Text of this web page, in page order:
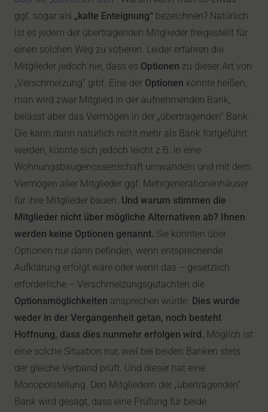
ggf. sogar als „kalte Enteignung“ bezeichnen? Natürlich
ist es jedem der übertragenden Mitglieder freigestellt für
einen solchen Weg zu votieren. Leider erfahren die
Mitglieder jedoch nie, dass es Optionen zu dieser Art von
„Verschmelzung“ gibt. Eine der Optionen könnte heißen,
man wird zwar Mitglied in der aufnehmenden Bank,
belässt aber das Vermögen in der „übertragenden“ Bank.
Die kann dann natürlich nicht mehr als Bank fortgeführt
werden, könnte sich jedoch leicht z.B. in eine
Wohnungsbaugenossenschaft umwandeln und mit dem
Vermögen aller Mitglieder ggf. Mehrgenerationenhäuser
für ihre Mitglieder bauen. Und warum stimmen die
Mitglieder nicht über mögliche Alternativen ab? Ihnen
werden keine Optionen genannt. Sie könnten über
Optionen nur dann befinden, wenn entsprechende
Aufklärung erfolgt wäre oder wenn das – gesetzlich
erforderliche – Verschmelzungsgutachten die
Optionsmöglichkeiten ansprechen würde. Dies wurde
weder in der Vergangenheit getan, noch besteht
Hoffnung, dass dies nunmehr erfolgen wird. Möglich ist
eine solche Situation nur, weil bei beiden Banken stets
der gleiche Verband prüft. Und dieser hat eine
Monopolstellung. Den Mitgliedern der „übertragenden“
Bank wird gesagt, dass eine Prüfung für beide